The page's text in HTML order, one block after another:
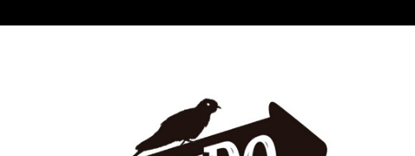
Nido
Del
Cuco